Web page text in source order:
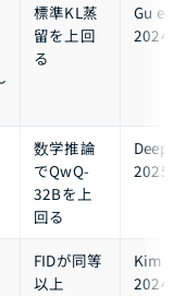
標準KL蒸
留を上回
る
Gu et
2024
数学推論
でQwQ-
32Bを上
回る
2025
FIDが同等
以上
Kim et
2024